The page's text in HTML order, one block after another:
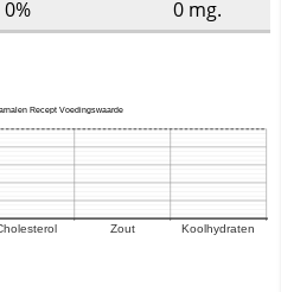
0% 0 mg.